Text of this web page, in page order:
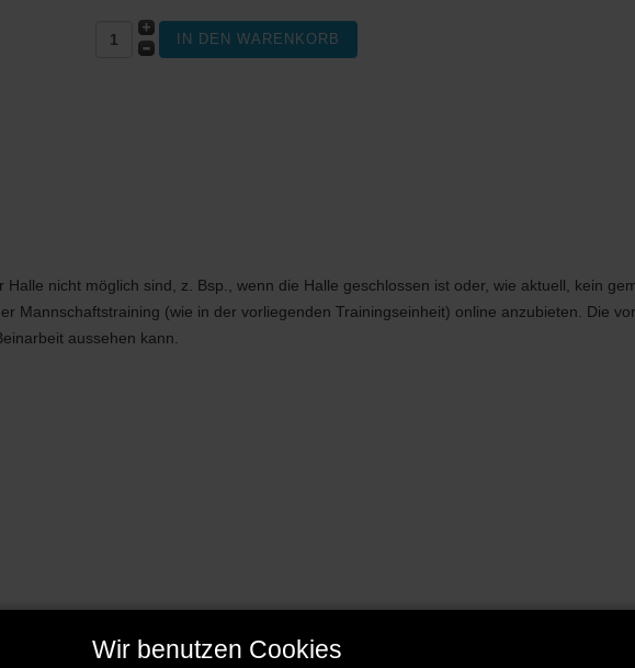
nicht möglich sind, z. Bsp., wenn die Halle geschlossen ist oder, wie aktuell, kein
Mannschaftstraining (wie in der vorliegenden Trainingseinheit) online anzubieten. Die
aussehen kann.
Wir benutzen Cookies